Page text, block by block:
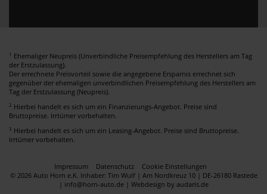
1 Ehemaliger Neupreis (Unverbindliche Preisempfehlung des Herstellers am Tag
der Erstzulassung).
Der errechnete Preisvorteil sowie die angegebene Ersparnis errechnet sich
gegenüber der ehemaligen unverbindlichen Preisempfehlung des Herstellers am
Tag der Erstzulassung (Neupreis).
2 Hierbei handelt es sich um ein Finanzierungs-Angebot. Preise sind
Bruttopreise. Irrtümer vorbehalten.
3 Hierbei handelt es sich um ein Leasing-Angebot. Preise sind Bruttopreise.
Irrtümer vorbehalten.
Impressum Datenschutz
Cookie Einstellungen
© 2026 Auto Horn e.K. Inhaber: Tim Wulf | Am Nordkreuz 10 | DE-26180 Rastede
| info@horn-auto.de | Webdesign by audaris.de